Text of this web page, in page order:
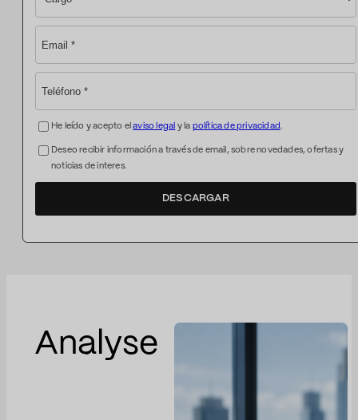
He leído y acepto elaviso legal y la política de privacidad.
Deseo recibir información a través de email, sobre novedades, ofertas y
noticias de interes.
DESCARGAR
Analyse